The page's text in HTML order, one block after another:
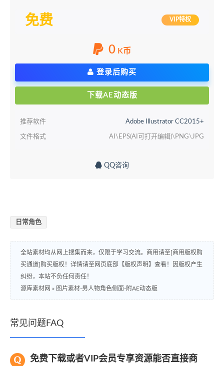
免费 VIP特权
0 K币
登录后购买
下载AE动态版
推荐软件 Adobe Illustrator CC2015+
文件格式 AI\EPS(AI可打开编辑)\PNG\JPG
QQ咨询
日常角色
全站素材均从网上搜集而来，仅限于学习交流。商用请至[商用版权购
买通道]购买版权！详情请至网页底部【版权声明】查看！因版权产生
纠纷，本站不负任何责任！
源库素材网 » 图片素材-男人物角色侧面-附AE动态版
常见问题FAQ
免费下载或者VIP会员专享资源能否直接商